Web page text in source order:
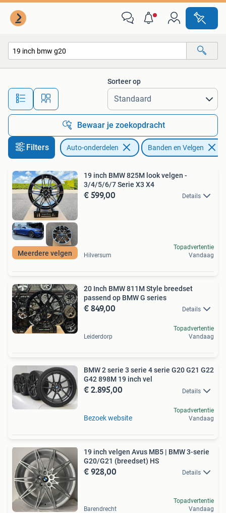
Alle afstanden…
Sorteer op
Bewaar je zoekopdracht
Filters Auto-onderdelen Banden en Velgen
Meerdere velgen
19 inch BMW 825M look velgen -
3/4/5/6/7 Serie X3 X4
€ 599,00 Details
Hilversum
Topadvertentie
Vandaag
20 Inch BMW 811M Style breedset
passend op BMW G series
€ 849,00 Details
Leiderdorp
Topadvertentie
Vandaag
BMW 2 serie 3 serie 4 serie G20 G21 G22
G42 898M 19 inch vel
€ 2.895,00 Details
Bezoek website
Topadvertentie
Vandaag
19 inch velgen Avus MB5 | BMW 3-serie
G20/G21 (breedset) HS
€ 928,00 Details
Barendrecht
Topadvertentie
Vandaag